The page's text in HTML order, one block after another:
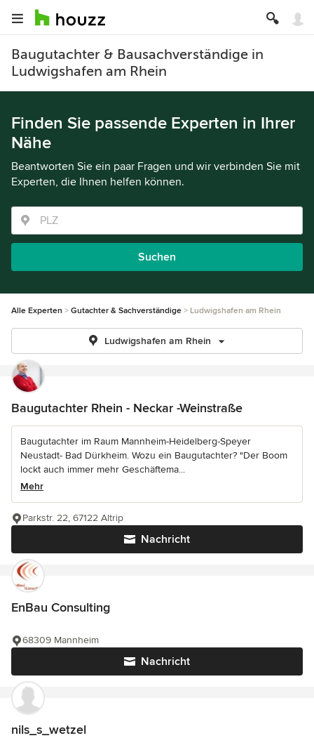
Baugutachter & Bausachverständige in
Ludwigshafen am Rhein
Finden Sie passende Experten in Ihrer
Nähe
Beantworten Sie ein paar Fragen und wir verbinden Sie mit
Experten, die Ihnen helfen können.
Suchen
Alle Experten Gutachter & Sachverständige Ludwigshafen am Rhein
Ludwigshafen am Rhein
Baugutachter Rhein - Neckar -Weinstraße
Baugutachter im Raum Mannheim-Heidelberg-Speyer
Neustadt- Bad Dürkheim. Wozu ein Baugutachter? "Der Boom
lockt auch immer mehr Geschäftema...
Mehr
Nachricht
Parkstr. 22, 67122 Altrip
EnBau Consulting
Nachricht
68309 Mannheim
nils_s_wetzel